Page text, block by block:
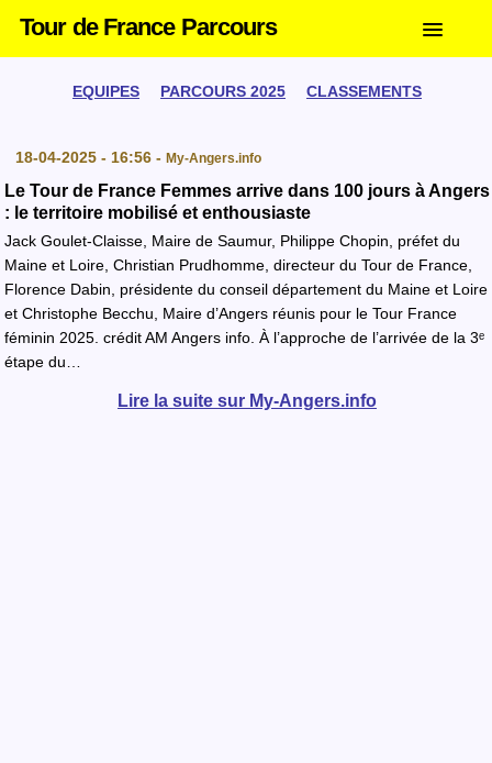
Tour de France Parcours
EQUIPES PARCOURS 2025 CLASSEMENTS
18-04-2025 - 16:56 - My-Angers.info
Le Tour de France Femmes arrive dans 100 jours à Angers
: le territoire mobilisé et enthousiaste
Jack Goulet-Claisse, Maire de Saumur, Philippe Chopin, préfet du
Maine et Loire, Christian Prudhomme, directeur du Tour de France,
Florence Dabin, présidente du conseil département du Maine et Loire
et Christophe Becchu, Maire d’Angers réunis pour le Tour France
féminin 2025. crédit AM Angers info. À l’approche de l’arrivée de la 3ᵉ
étape du…
Lire la suite sur My-Angers.info